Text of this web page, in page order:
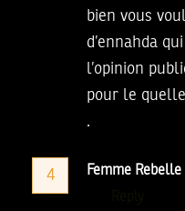
bien vous
d’ennahda
l’opinion
pour le
.
4 Femme Rebelle